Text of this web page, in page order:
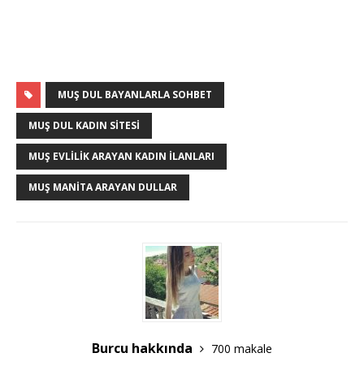
MUŞ DUL BAYANLARLA SOHBET
MUŞ DUL KADIN SITESI
MUŞ EVLILIK ARAYAN KADIN İLANLARI
MUŞ MANITA ARAYAN DULLAR
Burcu hakkında
700 makale